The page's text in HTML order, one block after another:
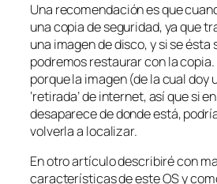
Una recomendación es que
una copia de seguridad, ya que
una imagen de disco, y si se ésta
podremos restaurar con la
porque la imagen (de la cual doy
‘retirada’ de internet, así que si
desaparece de donde está,
volverla a localizar.
En otro artículo describiré con
características de este OS y